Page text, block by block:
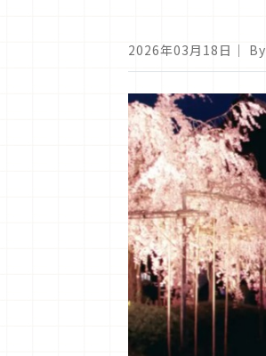
2026年03月18日 ｜ By